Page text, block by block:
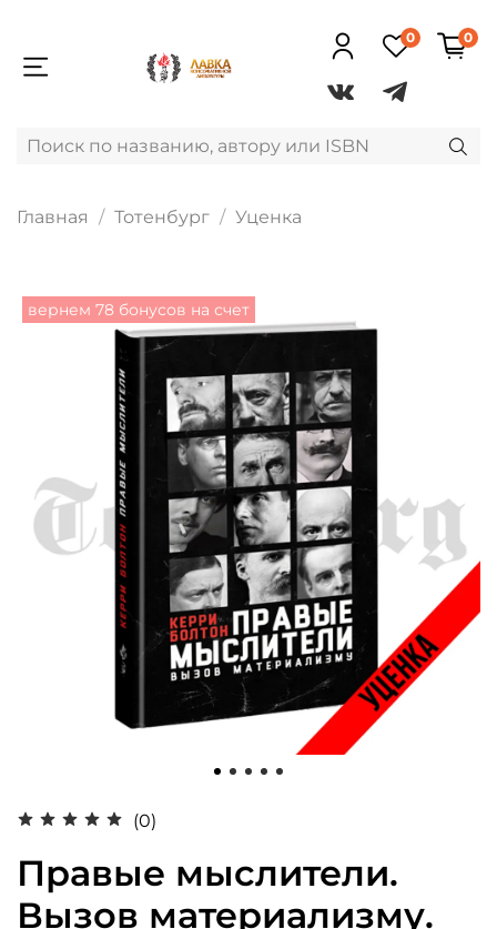
0 0
Главная Тотенбург Уценка
вернем 78 бонусов на счет
(0)
Правые мыслители.
Вызов материализму.